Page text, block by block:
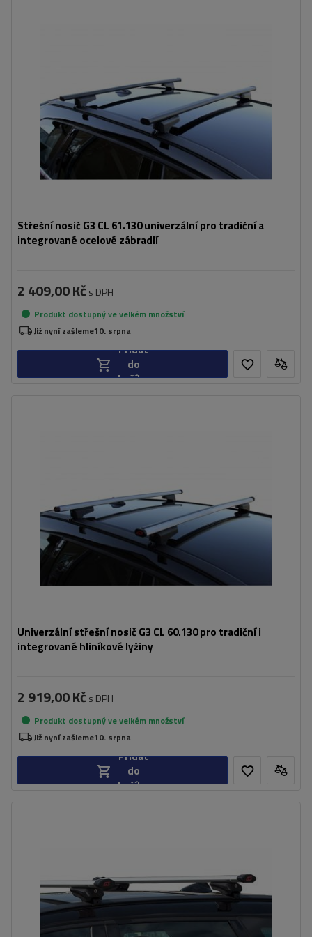
Střešní nosič G3 CL 61.130 univerzální pro tradiční a
integrované ocelové zábradlí
2 409,00 Kč s DPH
Produkt dostupný ve velkém množství
Již nyní zašleme10. srpna
Přidat
do
košíku
Univerzální střešní nosič G3 CL 60.130 pro tradiční i
integrované hliníkové lyžiny
2 919,00 Kč s DPH
Produkt dostupný ve velkém množství
Již nyní zašleme10. srpna
Přidat
do
košíku